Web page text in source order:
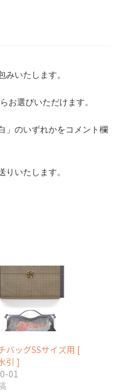
みいたします。
お選びいただけます。
」のいずれかをコメント欄
りいたします。
バッグSSサイズ用 [
引 ]
01